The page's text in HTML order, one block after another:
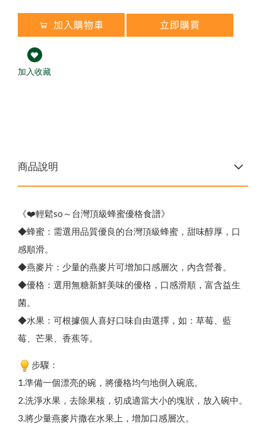
加入購物車 立即購買
加入收藏
商品說明
《❤️輕鬆so～台灣頂級蜂蜜優格食譜》
◆蜂蜜：需選用品質優良的台灣頂級蜂蜜，甜味醇厚，口
感順滑。
◆燕麥片：少量的燕麥片可增加口感層次，內含營養。
◆優格：選用無糖新鮮美味的優格，口感滑順，富含益生
菌。
◆水果：可根據個人喜好口味自由選擇，如：草莓、藍
莓、芒果、香蕉等。
步驟：
1.準備一個漂亮的碗，將優格均勻地倒入碗底。
2.洗淨水果，去除果核，切成適當大小的塊狀，放入碗中。
3.將少量燕麥片撒在水果上，增加口感層次。